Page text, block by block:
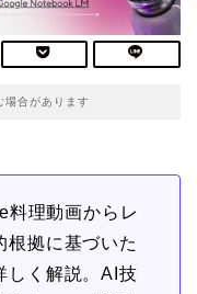
場合があります
料理動画からレ
根拠に基づいた
しく解説。AI技